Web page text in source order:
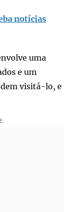
notícias
uma
e um
visitá-lo, e